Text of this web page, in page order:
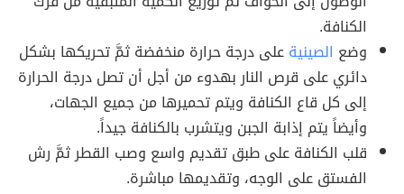
الكنافة.
وضع الصينيةعلى درجة حرارة منخفضة ثمَّ تحريكها بشكل
دائري على قرص النار بهدوء من أجل أن تصل درجة الحرارة
إلى كل قاع الكنافة ويتم تحميرها من جميع الجهات،
وأيضاً يتم إذابة الجبن ويتشرب بالكنافة جيداً.
قلب الكنافة على طبق تقديم واسع وصب القطر ثمَّ رش
الفستق على الوجه، وتقديمها مباشرة.